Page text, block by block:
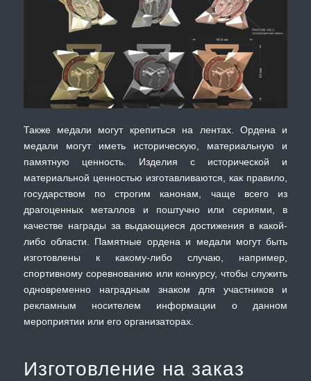
Также медали могут крепиться на лентах. Ордена и
медали могут иметь историческую, материальную и
памятную ценность. Изделия с исторической и
материальной ценностью изготавливаются, как правило,
государством по строгим канонам, чаще всего из
драгоценных металлов и поштучно или сериями, в
качестве награды за выдающиеся достижения в какой-
либо области. Памятные ордена и медали могут быть
изготовлены к какому-либо случаю, например,
спортивному соревнованию или конкурсу, чтобы служить
одновременно наградным знаком для участников и
рекламным носителем информации о данном
мероприятии или его организаторах.
Изготовление на заказ